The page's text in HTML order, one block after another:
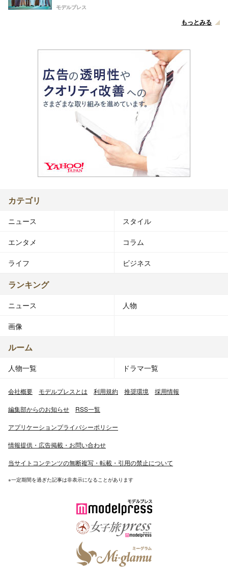
モデルプレス
もっとみる
カテゴリ
ニュース スタイル
エンタメ コラム
ライフ ビジネス
ランキング
ニュース 人物
画像
ルーム
人物一覧 ドラマ一覧
会社概要 モデルプレスとは 利用規約 推奨環境 採用情報
編集部からのお知らせ RSS一覧
アプリケーションプライバシーポリシー
情報提供・広告掲載・お問い合わせ
当サイトコンテンツの無断複写・転載・引用の禁止について
※一定期間を過ぎた記事は非表示になることがあります